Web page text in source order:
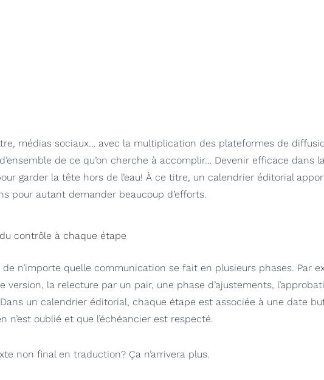
médias sociaux… avec la multiplication des plateformes de
de ce qu’on cherche à accomplir… Devenir efficace dans
garder la tête hors de l’eau! À ce titre, un calendrier éditorial
pour autant demander beaucoup d’efforts.
contrôle à chaque étape
n’importe quelle communication se fait en plusieurs phases. Par
version, la relecture par un pair, une phase d’ajustements,
un calendrier éditorial, chaque étape est associée à une date
n’est oublié et que l’échéancier est respecté.
non final en traduction? Ça n’arrivera plus.